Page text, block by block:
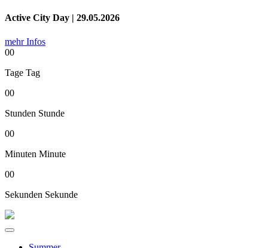
Active City Day | 29.05.2026
mehr Infos
00
Tage Tag
00
Stunden Stunde
00
Minuten Minute
00
Sekunden Sekunde